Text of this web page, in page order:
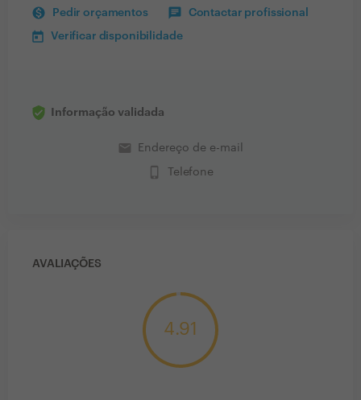
Pedir orçamentos Contactar profissional
Verificar disponibilidade
Informação validada
email Endereço de e-mail
phone_iphone Telefone
AVALIAÇÕES
4.91